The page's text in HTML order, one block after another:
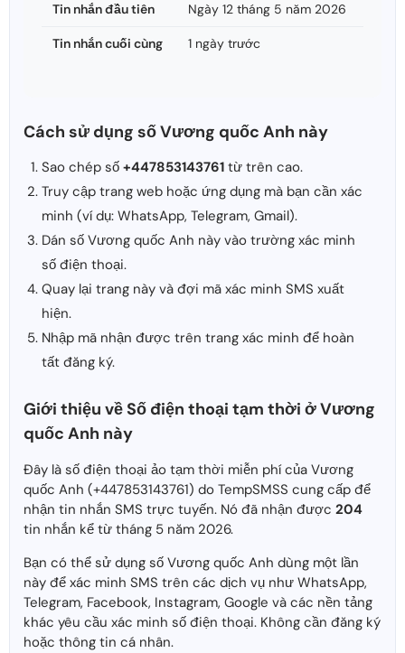
Tin nhắn đầu tiên Ngày 12 tháng 5 năm 2026
Tin nhắn cuối cùng 1 ngày trước
Cách sử dụng số Vương quốc Anh này
Sao chép số +447853143761 từ trên cao.
Truy cập trang web hoặc ứng dụng mà bạn cần xác
minh (ví dụ: WhatsApp, Telegram, Gmail).
Dán số Vương quốc Anh này vào trường xác minh
số điện thoại.
Quay lại trang này và đợi mã xác minh SMS xuất
hiện.
Nhập mã nhận được trên trang xác minh để hoàn
tất đăng ký.
Giới thiệu về Số điện thoại tạm thời ở Vương
quốc Anh này
Đây là số điện thoại ảo tạm thời miễn phí của Vương
quốc Anh (+447853143761) do TempSMSS cung cấp để
nhận tin nhắn SMS trực tuyến. Nó đã nhận được 204
tin nhắn kể từ tháng 5 năm 2026.
Bạn có thể sử dụng số Vương quốc Anh dùng một lần
này để xác minh SMS trên các dịch vụ như WhatsApp,
Telegram, Facebook, Instagram, Google và các nền tảng
khác yêu cầu xác minh số điện thoại. Không cần đăng ký
hoặc thông tin cá nhân.